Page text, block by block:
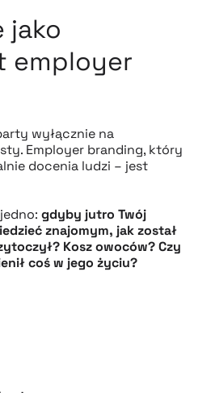
jako
employer
wyłącznie na
Employer branding, który
docenia ludzi – jest
gdyby jutro Twój
znajomym, jak został
Kosz owoców? Czy
coś w jego życiu?